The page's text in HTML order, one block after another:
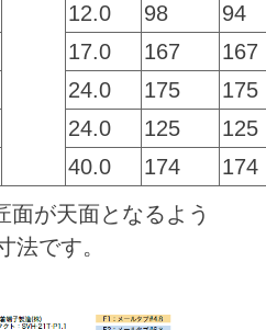
12.0 98
94
17.0 167
167
24.0 175
175
24.0 125
125
40.0 174
174
面が天面となるよう
法です。